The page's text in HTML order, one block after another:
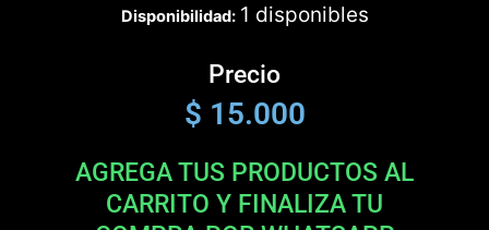
Disponibilidad: 1 disponibles
Precio
$ 15.000
AGREGA TUS PRODUCTOS AL
CARRITO Y FINALIZA TU